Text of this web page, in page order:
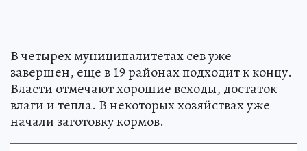
В четырех муниципалитетах сев уже
завершен, еще в 19 районах подходит к концу.
Власти отмечают хорошие всходы, достаток
влаги и тепла. В некоторых хозяйствах уже
начали заготовку кормов.